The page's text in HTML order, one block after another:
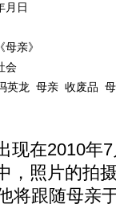
月日
《母亲》
会
英龙 母亲 收废品
现在2010年
，照片的拍
将跟随母亲